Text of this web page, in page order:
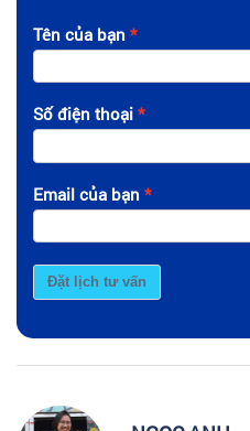
Tên của bạn
Số điện thoại
Email của bạn
Đặt lịch tư vấn